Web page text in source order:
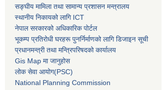
सङ्घीय मामिला तथा सामान्य प्रशासन मन्त्रालय
स्थानीय निकायको लागि ICT
नेपाल सरकारको अधिकारिक पोर्टल
भूकम्प प्रतिरोधी घरहरू पुनर्निर्माणको लागि डिजाइन सूची
प्रधानमन्त्री तथा मन्त्रिपरिषदको कार्यालय
Gis Map मा जानुहोस
लोक सेवा आयोग(PSC)
National Planning Commission